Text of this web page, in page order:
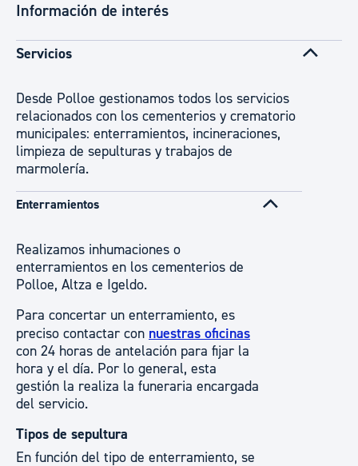
Información de interés
Servicios
Desde Polloe gestionamos todos los servicios
relacionados con los cementerios y crematorio
municipales: enterramientos, incineraciones,
limpieza de sepulturas y trabajos de
marmolería.
Enterramientos
Realizamos inhumaciones o
enterramientos en los cementerios de
Polloe, Altza e Igeldo.
Para concertar un enterramiento, es
preciso contactar con nuestras oficinas
con 24 horas de antelación para fijar la
hora y el día. Por lo general, esta
gestión la realiza la funeraria encargada
del servicio.
Tipos de sepultura
En función del tipo de enterramiento, se